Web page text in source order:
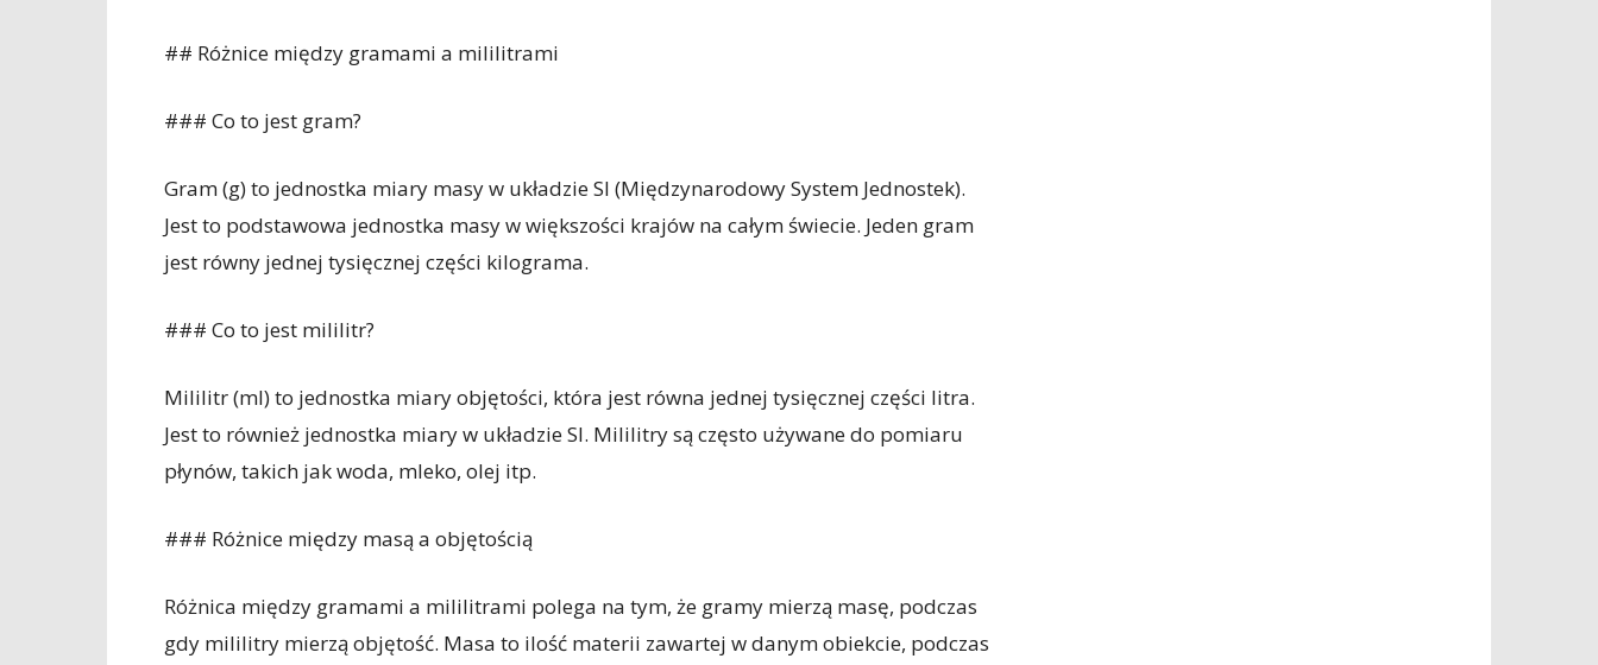
## Różnice między gramami a mililitrami
### Co to jest gram?
Gram (g) to jednostka miary masy w układzie SI (Międzynarodowy System Jednostek).
Jest to podstawowa jednostka masy w większości krajów na całym świecie. Jeden gram
jest równy jednej tysięcznej części kilograma.
### Co to jest mililitr?
Mililitr (ml) to jednostka miary objętości, która jest równa jednej tysięcznej części litra.
Jest to również jednostka miary w układzie SI. Mililitry są często używane do pomiaru
płynów, takich jak woda, mleko, olej itp.
### Różnice między masą a objętością
Różnica między gramami a mililitrami polega na tym, że gramy mierzą masę, podczas
gdy mililitry mierzą objętość. Masa to ilość materii zawartej w danym obiekcie, podczas